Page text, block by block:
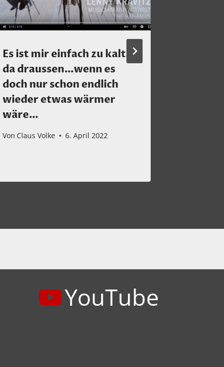
Es ist mir einfach zu kalt
da draussen…wenn es
doch nur schon endlich
wieder etwas wärmer
wäre…
Von Claus Volke 6. April 2022
YouTube